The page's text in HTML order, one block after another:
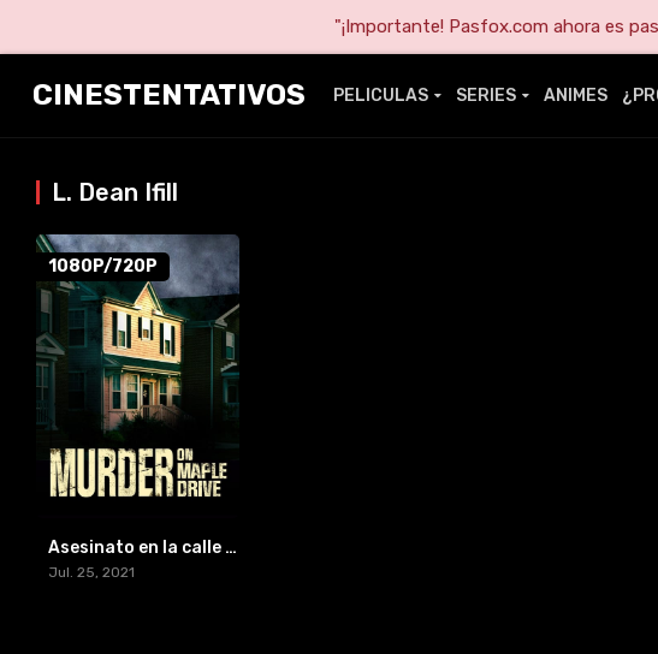
"¡Importante! Pasfox.com ahora es
CINESTENTATIVOS PELICULAS SERIES ANIMES
L. Dean Ifill
1080P/720P
Asesinato en la calle Maple
Jul. 25, 2021